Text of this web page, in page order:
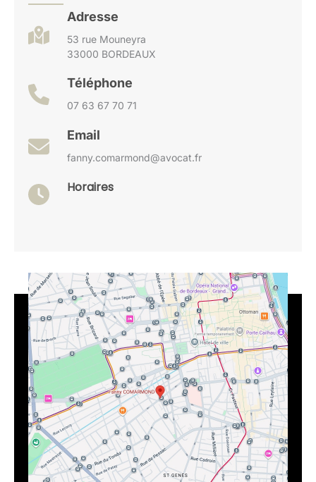
Adresse
53 rue Mouneyra
33000 BORDEAUX
Téléphone
07 63 67 70 71
Email
fanny.comarmond@avocat.fr
Horaires